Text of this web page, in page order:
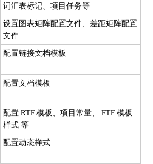
词汇表标记、项目任务等
设置图表矩阵配置文件、差距矩阵配置
文件
配置链接文档模板
配置文档模板
配置 RTF 模板、项目常量、 FTF 模板
样式 等
配置动态样式